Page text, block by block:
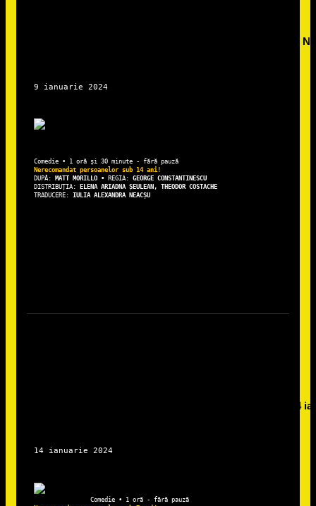
DUPĂ: MATT MORILLO • REGIA:
DISTRIBUȚIA:
ELENA ARIADNA ȘEULEAN, THEODOR COSTACHE
TRADUCERE: IULIA ALEXANDRA NEACȘU